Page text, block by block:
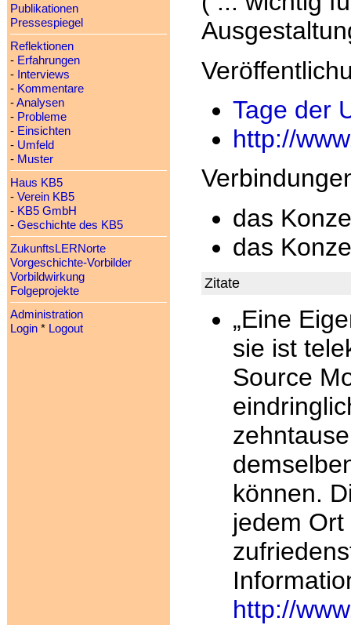
Publikationen
Pressespiegel
Reflektionen
- Erfahrungen
- Interviews
- Kommentare
-Analysen
- Probleme
- Einsichten
- Umfeld
- Muster
Haus KB5
- Verein KB5
- KB5 GmbH
- Geschichte des KB5
ZukunftsLERNorte
Vorgeschichte-Vorbilder
Vorbildwirkung
Folgeprojekte
Administration
Login* Logout
Tage der
http://
das
das
Zitate
„Eine
sie ist
Source
können.
jedem
http://